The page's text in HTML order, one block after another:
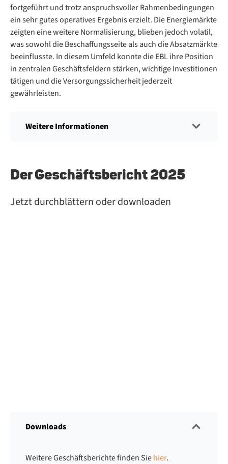
fortgeführt und trotz anspruchsvoller Rahmenbedingungen
ein sehr gutes operatives Ergebnis erzielt. Die Energiemärkte
zeigten eine weitere Normalisierung, blieben jedoch volatil,
was sowohl die Beschaffungsseite als auch die Absatzmärkte
beeinflusste. In diesem Umfeld konnte die EBL ihre Position
in zentralen Geschäftsfeldern stärken, wichtige Investitionen
tätigen und die Versorgungssicherheit jederzeit
gewährleisten.
Weitere Informationen
Der Geschäftsbericht 2025
Jetzt durchblättern oder downloaden
Downloads
Weitere Geschäftsberichte finden Siehier.